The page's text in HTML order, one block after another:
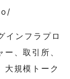
インフラプロ
、取引所、
大規模トーク